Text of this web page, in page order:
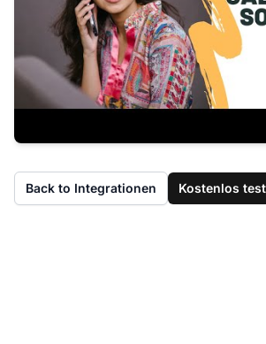
Back to Integrationen Kostenlos